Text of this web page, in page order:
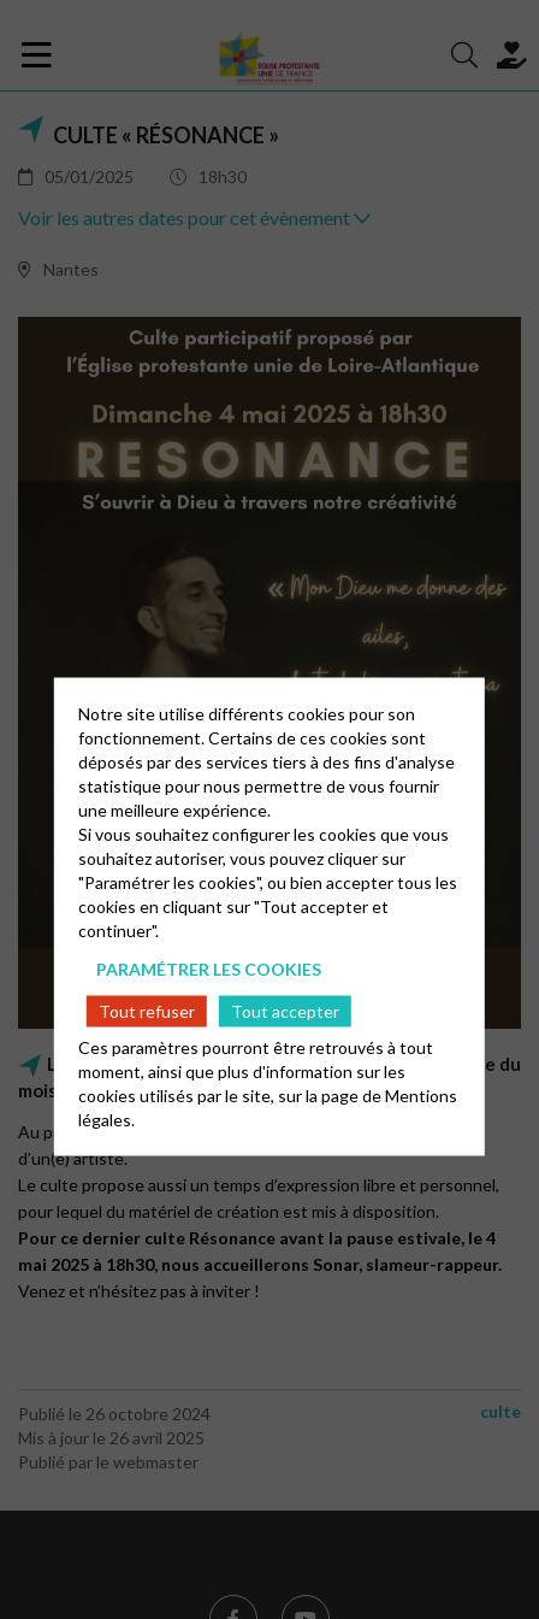
CULTE « RÉSONANCE »
05/01/2025 18h30
Voir les autres dates pour cet évènement
Nantes
Les cultes « Résonance » ont lieu le premier dimanche du
mois à 18h30 au temple
Au programme : louange, prière, parole de Dieu et témoignage
d’un(e) artiste.
Le culte propose aussi un temps d’expression libre et personnel,
pour lequel du matériel de création est mis à disposition.
Pour ce dernier culte Résonance avant la pause estivale, le 4
mai 2025 à 18h30, nous accueillerons Sonar, slameur-rappeur.
Venez et n’hésitez pas à inviter !
Publié le 26 octobre 2024
Mis à jour le 26 avril 2025
Publié par le webmaster
culte
Notre site utilise différents cookies pour son
fonctionnement. Certains de ces cookies sont
déposés par des services tiers à des fins d'analyse
statistique pour nous permettre de vous fournir
une meilleure expérience.
Si vous souhaitez configurer les cookies que vous
souhaitez autoriser, vous pouvez cliquer sur
"Paramétrer les cookies", ou bien accepter tous les
cookies en cliquant sur "Tout accepter et
continuer".
PARAMÉTRER LES COOKIES
Tout refuser
Tout accepter
Ces paramètres pourront être retrouvés à tout
moment, ainsi que plus d'information sur les
cookies utilisés par le site, sur la page deMentions
légales.